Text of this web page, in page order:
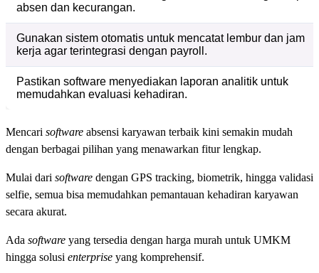
absen dan kecurangan.
Gunakan sistem otomatis untuk mencatat lembur dan jam
kerja agar terintegrasi dengan payroll.
Pastikan software menyediakan laporan analitik untuk
memudahkan evaluasi kehadiran.
Mencari software absensi karyawan terbaik kini semakin mudah
dengan berbagai pilihan yang menawarkan fitur lengkap.
Mulai dari software dengan GPS tracking, biometrik, hingga validasi
selfie, semua bisa memudahkan pemantauan kehadiran karyawan
secara akurat.
Ada software yang tersedia dengan harga murah untuk UMKM
hingga solusi enterprise yang komprehensif.